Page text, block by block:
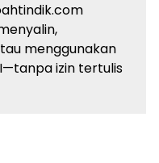
menggunakan
izin tertulis